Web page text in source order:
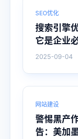
SEO优化
搜索引擎
它是企业
2025-09-04
网站建设
警惕黑产
告：美加